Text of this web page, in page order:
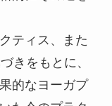
ティス、また
きをもとに、
的なヨーガプ